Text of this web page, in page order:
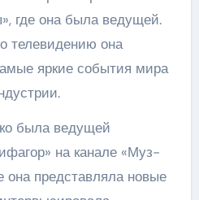
где она была ведущей.
телевидению она
яркие события мира
была ведущей
на канале «Муз-
она представляла новые